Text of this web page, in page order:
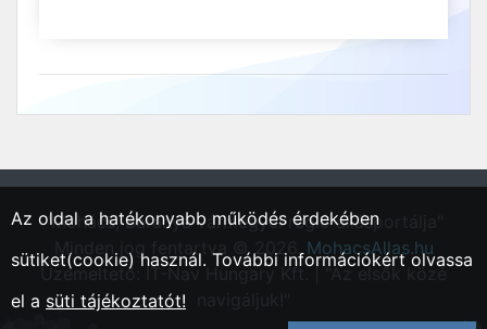
"Mohács, Baranya vármegyei régió állásportálja"
Minden jog fentartva © 2026.MohacsAllas.hu
Üzemeltető: IT-Nav Hungary Kft. | "Az elsők közé
Az oldal a hatékonyabb működés érdekében
sütiket(cookie) használ. További információkért olvassa
el a süti tájékoztatót!